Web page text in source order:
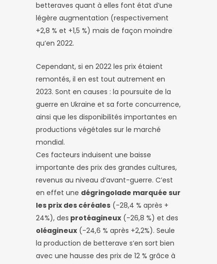
betteraves quant à elles font état d’une
légère augmentation (respectivement
+2,8 % et +1,5 %) mais de façon moindre
qu’en 2022.
Cependant, si en 2022 les prix étaient
remontés, il en est tout autrement en
2023. Sont en causes : la poursuite de la
guerre en Ukraine et sa forte concurrence,
ainsi que les disponibilités importantes en
productions végétales sur le marché
mondial.
Ces facteurs induisent une baisse
importante des prix des grandes cultures,
revenus au niveau d’avant-guerre. C’est
en effet une dégringolade marquée sur
les prix des céréales (-28,4 % après +
24%), des protéagineux (-26,8 %) et des
oléagineux (-24,6 % après +2,2%). Seule
la production de betterave s’en sort bien
avec une hausse des prix de 12 % grâce à